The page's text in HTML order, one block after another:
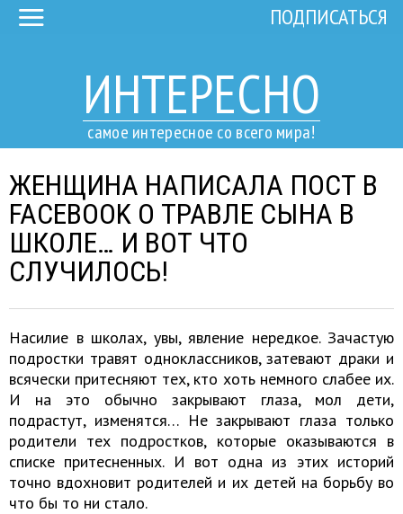
ИНТЕРЕСНО
самое интересное со всего мира!
ПОДПИСАТЬСЯ
ЖЕНЩИНА НАПИСАЛА ПОСТ В
FACEBOOK О ТРАВЛЕ СЫНА В
ШКОЛЕ… И ВОТ ЧТО
СЛУЧИЛОСЬ!
Насилие в школах, увы, явление нередкое. Зачастую
подростки травят одноклассников, затевают драки и
всячески притесняют тех, кто хоть немного слабее их.
И на это обычно закрывают глаза, мол дети,
подрастут, изменятся… Не закрывают глаза только
родители тех подростков, которые оказываются в
списке притесненных. И вот одна из этих историй
точно вдохновит родителей и их детей на борьбу во
что бы то ни стало.